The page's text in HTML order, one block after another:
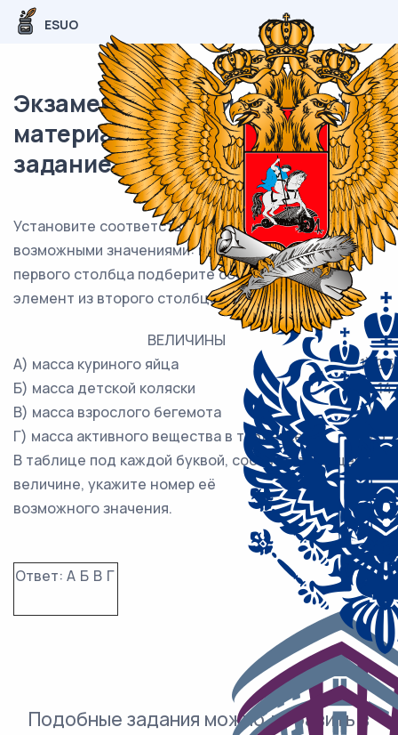
ESUO
Экзаменационный (типовой)
материал ЕГЭ / База / 02
задание (24) / 253
Установите соответствие между величинами и их
возможными значениями: к каждому элементу
первого столбца подберите соответствующий
элемент из второго столбца.
ВЕЛИЧИНЫ
А) масса куриного яйца
Б) масса детской коляски
В) масса взрослого бегемота
Г) масса активного вещества в таблетке
1)
2) 14
3) 50
4) 3 т
В таблице под каждой буквой, соответствующей
величине, укажите номер её
возможного значения.
Ответ: А Б В Г
Подобные задания можно добавить в